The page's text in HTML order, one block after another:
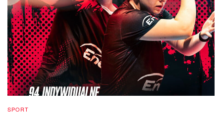
SPORT